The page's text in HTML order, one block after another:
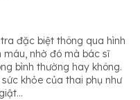
đặc biệt thông qua hình
nhờ đó mà bác sĩ
bình thường hay không.
khỏe của thai phụ như